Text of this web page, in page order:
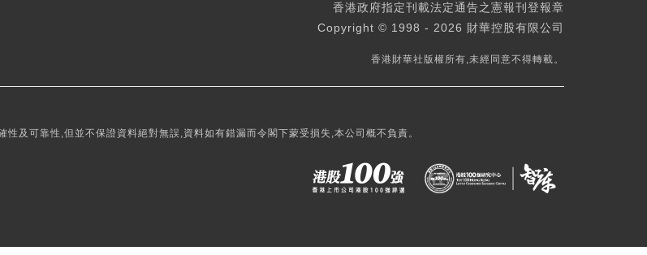
香港政府指定刊載法定通告之憲報刊登報章
Copyright © 1998 - 2026 財華控股有限公司
香港財華社版權所有,未經同意不得轉載。
及可靠性,但並不保證資料絕對無誤,資料如有錯漏而令閣下蒙受損失,本公司概不負責。